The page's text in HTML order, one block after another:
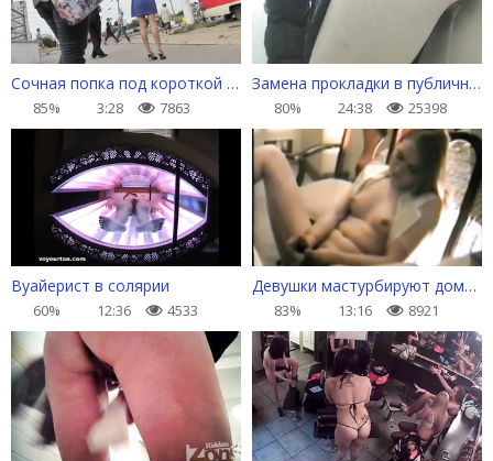
Сочная попка под короткой юбкой (от первого лица)
85% 3:28 7863
Замена прокладки в публичном туалете
80% 24:38 25398
Вуайерист в солярии
60% 12:36 4533
Девушки мастурбируют дома, на работе, в солярии
83% 13:16 8921